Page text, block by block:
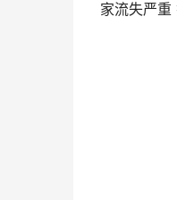
家流失严重